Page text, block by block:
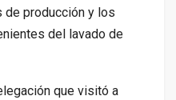
producción y los
del lavado de
que visitó a